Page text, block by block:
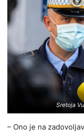
Sretoja
– Ono je na